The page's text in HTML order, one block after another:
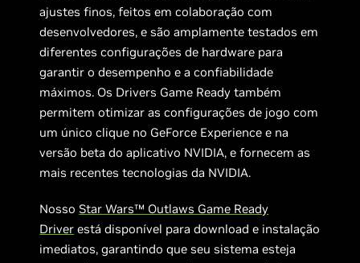
ajustes finos, feitos em colaboração com
desenvolvedores, e são amplamente testados em
diferentes configurações de hardware para
garantir o desempenho e a confiabilidade
máximos. Os Drivers Game Ready também
permitem otimizar as configurações de jogo com
um único clique no GeForce Experience e na
versão beta do aplicativo NVIDIA, e fornecem as
mais recentes tecnologias da NVIDIA.
Nosso Star Wars™ Outlaws Game Ready
Driver está disponível para download e instalação
imediatos, garantindo que seu sistema esteja